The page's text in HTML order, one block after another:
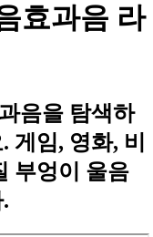
효과음 라
음을 탐색하
게임, 영화, 비
부엉이 울음